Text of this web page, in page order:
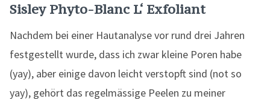
Sisley Phyto-Blanc L‘ Exfoliant
Nachdem bei einer Hautanalyse vor rund drei Jahren
festgestellt wurde, dass ich zwar kleine Poren habe
(yay), aber einige davon leicht verstopft sind (not so
yay), gehört das regelmässige Peelen zu meiner